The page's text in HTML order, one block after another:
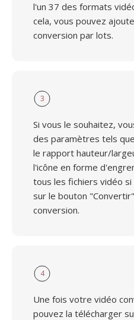
l'un 37 des formats
cela, vous pouvez
conversion par lots.
3
Si vous le souhaitez,
des paramètres tels
le rapport hauteur/
l'icône en forme
tous les fichiers vidéo
sur le bouton
conversion.
4
Une fois votre vidéo
pouvez la télécharger